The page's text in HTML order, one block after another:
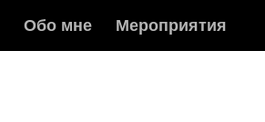
Обо мне Мероприятия